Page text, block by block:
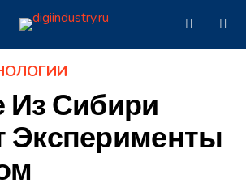
Из Сибири
Эксперименты